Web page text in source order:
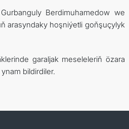
Berdimuhamedow we
arasyndaky hoşniýetli goňşuçylyk
garaljak meseleleriň özara
bildirdiler.